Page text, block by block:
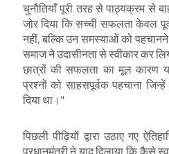
चुनौतियाँ पूरी तरह से पाठ्यक्रम से
जोर दिया कि सच्ची सफलता केवल
नहीं, बल्कि उन समस्याओं को
समाज ने उदासीनता से स्वीकार कर
छात्रों की सफलता का मूल कारण
प्रश्नों को साहसपूर्वक पहचाना
दिया था।"
पिछली पीढ़ियों द्वारा उठाए गए
प्रधानमंत्री ने याद दिलाया कि कैसे